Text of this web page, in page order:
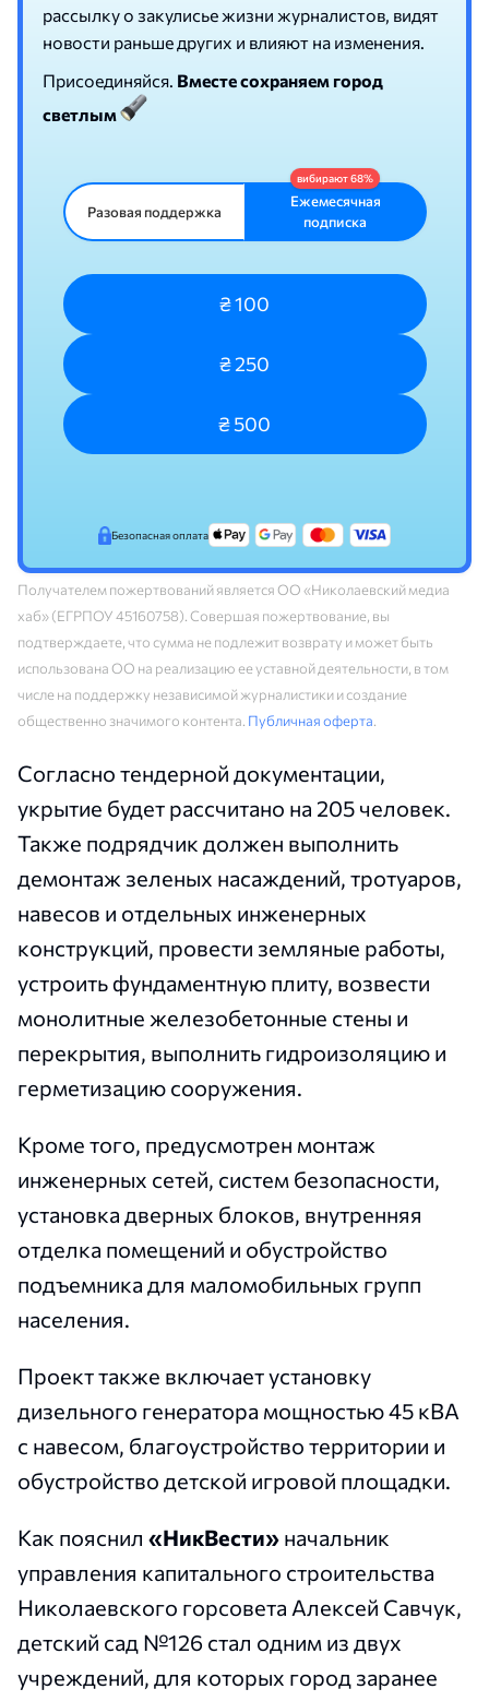
рассылку о закулисье жизни журналистов, видят
новости раньше других и влияют на изменения.
Присоединяйся. Вместе сохраняем город
светлым
Разовая поддержка
Ежемесячная
подписка
₴ 100
₴ 250
₴ 500
Безопасная оплата
Получателем пожертвований является ОО «Николаевский медиа
хаб» (ЕГРПОУ 45160758). Совершая пожертвование, вы
подтверждаете, что сумма не подлежит возврату и может быть
использована ОО на реализацию ее уставной деятельности, в том
числе на поддержку независимой журналистики и создание
общественно значимого контента. Публичная оферта.
Согласно тендерной документации,
укрытие будет рассчитано на 205 человек.
Также подрядчик должен выполнить
демонтаж зеленых насаждений, тротуаров,
навесов и отдельных инженерных
конструкций, провести земляные работы,
устроить фундаментную плиту, возвести
монолитные железобетонные стены и
перекрытия, выполнить гидроизоляцию и
герметизацию сооружения.
Кроме того, предусмотрен монтаж
инженерных сетей, систем безопасности,
установка дверных блоков, внутренняя
отделка помещений и обустройство
подъемника для маломобильных групп
населения.
Проект также включает установку
дизельного генератора мощностью 45 кВА
с навесом, благоустройство территории и
обустройство детской игровой площадки.
Как пояснил «НикВести» начальник
управления капитального строительства
Николаевского горсовета Алексей Савчук,
детский сад №126 стал одним из двух
учреждений, для которых город заранее